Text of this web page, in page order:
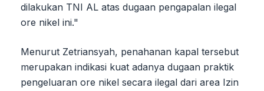
dilakukan TNI AL atas dugaan pengapalan ilegal
ore nikel ini."
Menurut Zetriansyah, penahanan kapal tersebut
merupakan indikasi kuat adanya dugaan praktik
pengeluaran ore nikel secara ilegal dari area Izin